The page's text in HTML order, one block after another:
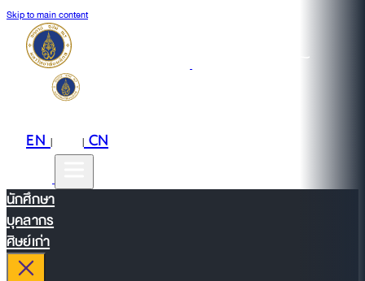
Skip to main content
EN| |CN
นักศึกษา
บุคลากร
ศิษย์เก่า